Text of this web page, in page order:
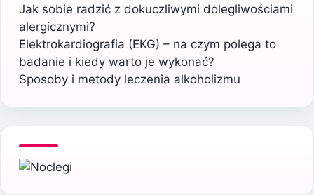
Jak sobie radzić z dokuczliwymi dolegliwościami
alergicznymi?
Elektrokardiografia (EKG) – na czym polega to
badanie i kiedy warto je wykonać?
Sposoby i metody leczenia alkoholizmu